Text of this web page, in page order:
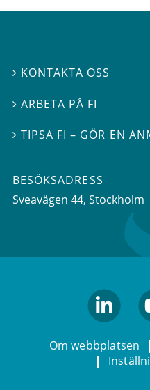
 KONTAKTA OSS
 ARBETA PÅ FI
TIPSA FI – GÖR EN
BESÖKSADRESS
Sveavägen 44, Stockholm
Om webbplatsen